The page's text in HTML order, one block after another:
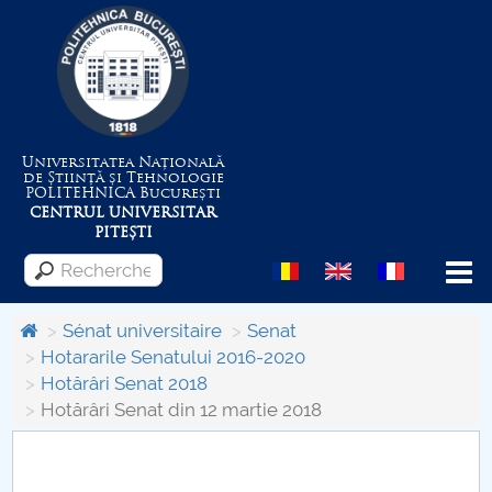
Universitatea Națională
de Știință și Tehnologie
POLITEHNICABucurești
CENTRUL UNIVERSITAR
PITEȘTI
Menu
Despre Universitate
Centrul de Management al Proiectelor
Sénat universitaire
Senat
Hotararile Senatului 2016-2020
Hotărâri Senat 2018
Hotărâri Senat din 12 martie 2018